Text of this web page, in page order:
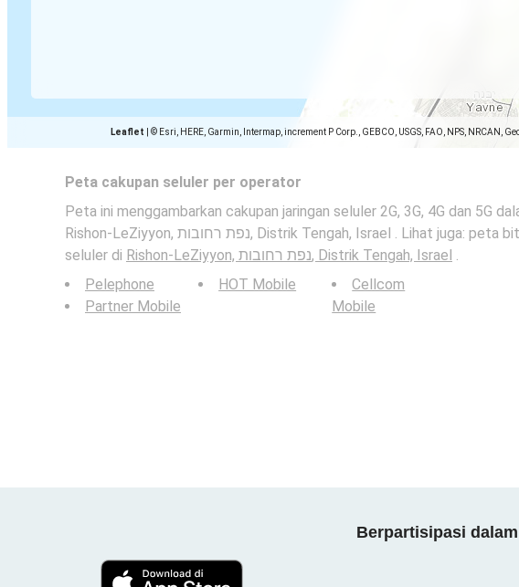
Leaflet © Esri, HERE, Garmin, Intermap, increment P Corp., GEBCO, USGS, FAO, NPS, NRCAN,
Peta cakupan seluler per operator
Peta ini menggambarkan cakupan jaringan seluler 2G, 3G, 4G dan 5G
Rishon-LeZiyyon, נפת רחובות, Distrik Tengah, Israel . Lihat juga: peta bitrate
seluler di
Rishon-LeZiyyon, נפת רחובות, Distrik Tengah, Israel .
Pelephone
Partner Mobile
HOT Mobile
Cellcom
Mobile
Berpartisipasi